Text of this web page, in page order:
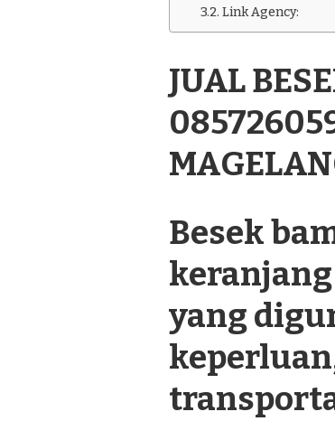
KAJORAN
KABUPATEN
Link Agency:
JUAL
Besek
yang